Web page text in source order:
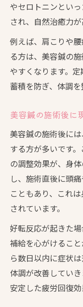
やセロトニンとい
され、自然治癒力が
例えば、肩こりや
る方は、美容鍼の
やすくなります。
蓄積を防ぎ、体調を
美容鍼の施術後に
美容鍼の施術後に
する方が多いです
の調整効果が、身
し、施術直後に頭
こともあり、これ
されています。
好転反応が起きた
補給を心がけるこ
ら数日以内に症状
体調が改善してい
安定した疲労回復効